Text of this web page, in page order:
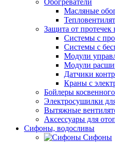
Обогреватели
Масляные
Защита от протечек
Системы с
Системы с
Модули
Модули
Датчики
Краны с
Бойлеры
Электросушилки
Вытяжные
Аксессуары для
Сифоны, водосливы
Сифоны